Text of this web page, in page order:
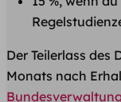
Der Teilerlass des
Monats nach